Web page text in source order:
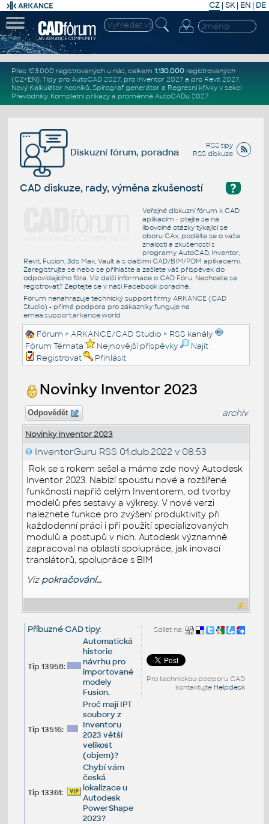
CZ | SK| EN | DE
Přes 123.000 registrovaných u nás, celkem 1.130.000registrovaných
(CZ+EN). Tipy pro AutoCAD 2027, pro Inventor 2027a pro Revit 2027.
Nový Kalkulátor nosníků, Spirograf generátor a Regresní křivkyv sekci
Převodníky. Kompletní příkazya proměnné AutoCADu 2027.
RSS tipy
RSS diskuze
Diskuzní fórum, poradna
?
CAD diskuze, rady, výměna zkušeností
Veřejné diskuzní fórum k CAD
aplikacím - ptejte se na
libovolné otázky týkající se
oboru CAx, podělte se o vaše
znalosti a zkušenosti s
programy AutoCAD, Inventor,
Revit, Fusion, 3ds Max, Vault a s dalšími CAD/BIM/PDM aplikacemi.
Zaregistrujte se nebo se přihlašte a zašlete váš příspěvek do
odpovídajícího fóra. Viz další informace o CAD Fóru. Nechcete se
registrovat? Zeptejte se v naší Facebook poradně.
Fórum nenahrazuje technický support firmy ARKANCE (CAD
Studio) - přímá podpora pro zákazníky funguje na
emea.support.arkance.world
Fórum >ARKANCE/CAD Studio > RSS kanály
Fórum Témata
Nejnovější příspěvky
Najít
Registrovat
Přihlásit
Novinky Inventor 2023
Odpovědět archiv
Novinky Inventor 2023
InventorGuru RSS 01.dub.2022 v 08:53
Rok se s rokem sešel a máme zde nový Autodesk
Inventor 2023. Nabízí spoustu nové a rozšířené
funkčnosti napříč celým Inventorem, od tvorby
modelů přes sestavy a výkresy. V nové verzi
naleznete funkce pro zvýšení produktivity při
každodenní práci i při použití specializovaných
modulů a postupů v nich. Autodesk významně
zapracoval na oblasti spolupráce, jak inovací
translátorů, spolupráce s BIM
Viz pokračování...
Sdílet na:
Pro technickou podporu CAD
kontaktujte Helpdesk
Příbuzné CAD tipy:
Tip 13958:
Automatická
historie
návrhu pro
importované
modely
Fusion.
Tip 13516:
Proč mají IPT
soubory z
Inventoru
2023 větší
velikost
(objem)?
Tip 13361:
Chybí vám
česká
lokalizace u
Autodesk
PowerShape
2023?